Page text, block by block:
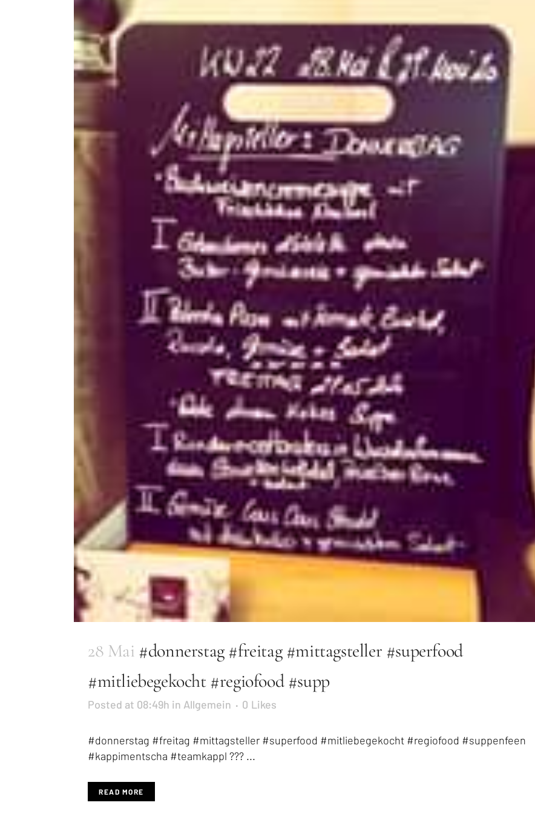
28 Mai #donnerstag #freitag #mittagsteller #superfood
#mitliebegekocht #regiofood #supp
Posted at 08:49h in Allgemein 0 Likes
#donnerstag #freitag #mittagsteller #superfood #mitliebegekocht #regiofood #suppenfeen
#kappimentscha #teamkappl ??? ...
READ MORE